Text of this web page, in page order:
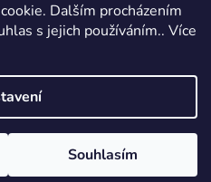
Dalším procházením
s jejich používáním.. Více
Souhlasím
Shoptet